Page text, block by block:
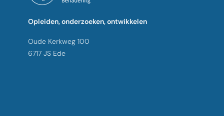
Opleiden, onderzoeken, ontwikkelen
Oude Kerkweg 100
6717 JS Ede